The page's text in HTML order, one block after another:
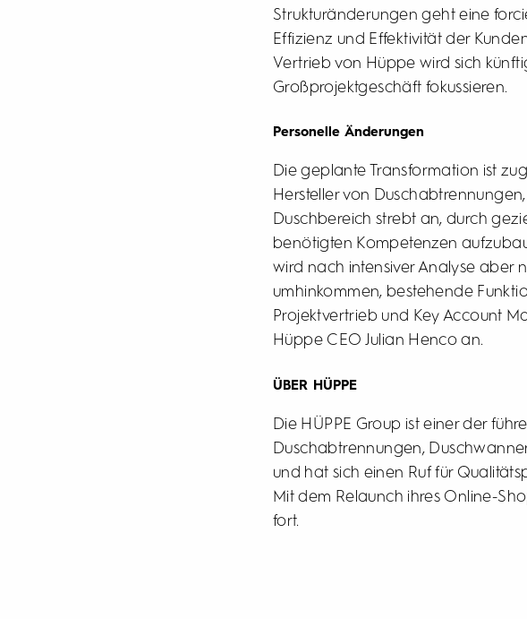
Strukturänderungen geht eine
Effizienz und Effektivität der
Vertrieb von Hüppe wird sich
Großprojektgeschäft fokussieren.
Personelle Änderungen
Die geplante Transformation ist
Hersteller von
Duschbereich strebt an, durch
benötigten Kompetenzen
wird nach intensiver Analyse aber
umhinkommen, bestehende
Projektvertrieb und Key Account
Hüppe CEO Julian Henco an.
ÜBER HÜPPE
Die HÜPPE Group ist einer der
Duschabtrennungen,
und hat sich einen Ruf für
Mit dem Relaunch ihres Online-
fort.